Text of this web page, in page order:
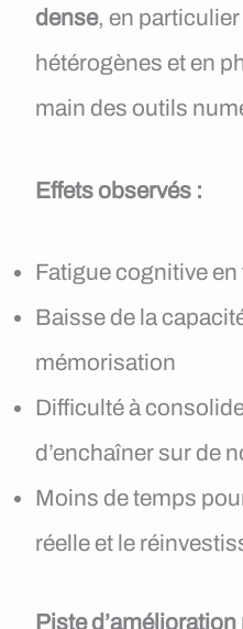
dense, en
hétérogènes et en
main des outils
Effets observés :
Fatigue cognitive
Baisse de la
mémorisation
Difficulté à
d’enchaîner sur de
Moins de temps
réelle et le
Piste